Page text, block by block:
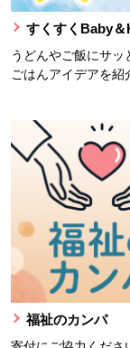
すくすくBaby＆
うどんやご飯にサ
ごはんアイデアを紹
福祉のカンパ